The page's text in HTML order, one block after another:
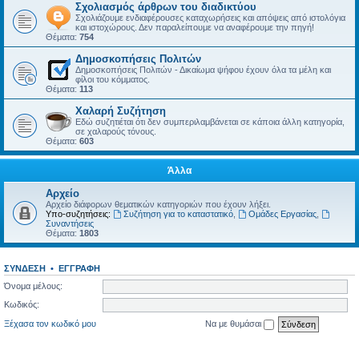
Σχολιασμός άρθρων του διαδικτύου
Σχολιάζουμε ενδιαφέρουσες καταχωρήσεις και απόψεις από ιστολόγια
και ιστοχώρους. Δεν παραλείπουμε να αναφέρουμε την πηγή!
Θέματα: 754
Δημοσκοπήσεις Πολιτών
Δημοσκοπήσεις Πολιτών - Δικαίωμα ψήφου έχουν όλα τα μέλη και
φίλοι του κόμματος.
Θέματα: 113
Χαλαρή Συζήτηση
Εδώ συζητιέται ότι δεν συμπεριλαμβάνεται σε κάποια άλλη κατηγορία,
σε χαλαρούς τόνους.
Θέματα: 603
Άλλα
Αρχείο
Αρχείο διάφορων θεματικών κατηγοριών που έχουν λήξει.
Υπο-συζητήσεις:
Συζήτηση για το καταστατικό, Ομάδες Εργασίας,
Συναντήσεις
Θέματα: 1803
ΣΎΝΔΕΣΗ • ΕΓΓΡΑΦΉ
Όνομα μέλους:
Κωδικός:
Ξέχασα τον κωδικό μου
Να με θυμάσαι